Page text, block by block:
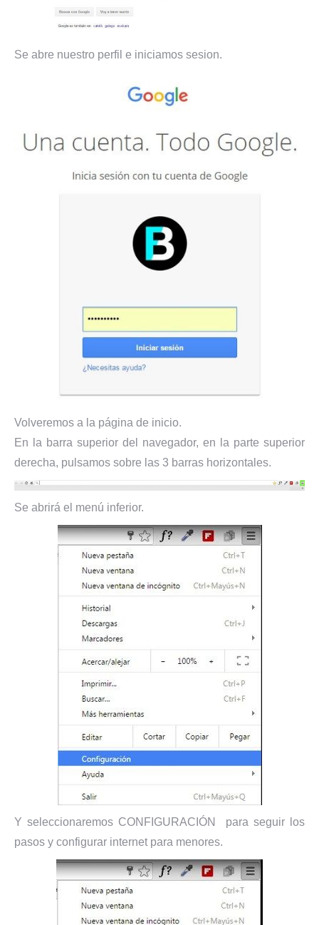
Se abre nuestro perfil e iniciamos sesion.
Volveremos a la página de inicio.
En la barra superior del navegador, en la parte superior
derecha, pulsamos sobre las 3 barras horizontales.
Se abrirá el menú inferior.
Y seleccionaremos CONFIGURACIÓN para seguir los
pasos y configurar internet para menores.